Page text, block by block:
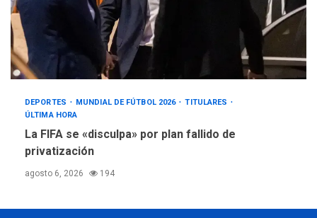
DEPORTES MUNDIAL DE FÚTBOL 2026
TITULARES
ÚLTIMA HORA
La FIFA se «disculpa» por plan fallido de
privatización
agosto 6, 2026 194